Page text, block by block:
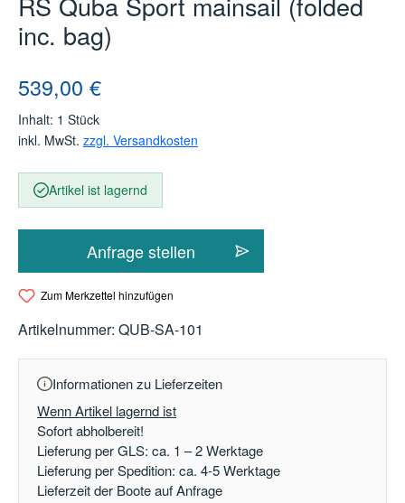
inc. bag)
Regulärer Preis:
539,00 €
Inhalt: 1 Stück
inkl. MwSt. zzgl. Versandkosten
Artikel ist lagernd
Anfrage stellen
Zum Merkzettel hinzufügen
Artikelnummer: QUB-SA-101
Informationen zu Lieferzeiten
Wenn Artikel lagernd ist
Sofort abholbereit!
Lieferung per GLS: ca. 1 – 2 Werktage
Lieferung per Spedition: ca. 4-5 Werktage
Lieferzeit der Boote auf Anfrage